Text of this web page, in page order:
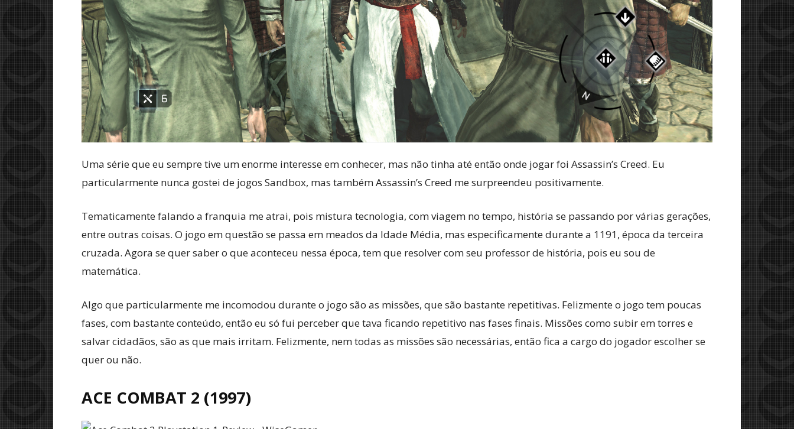
Uma série que eu sempre tive um enorme interesse em conhecer, mas não tinha até então onde jogar foi Assassin’s Creed. Eu
particularmente nunca gostei de jogos Sandbox, mas também Assassin’s Creed me surpreendeu positivamente.
Tematicamente falando a franquia me atrai, pois mistura tecnologia, com viagem no tempo, história se passando por várias gerações,
entre outras coisas. O jogo em questão se passa em meados da Idade Média, mas especificamente durante a 1191, época da terceira
cruzada. Agora se quer saber o que aconteceu nessa época, tem que resolver com seu professor de história, pois eu sou de
matemática.
Algo que particularmente me incomodou durante o jogo são as missões, que são bastante repetitivas. Felizmente o jogo tem poucas
fases, com bastante conteúdo, então eu só fui perceber que tava ficando repetitivo nas fases finais. Missões como subir em torres e
salvar cidadãos, são as que mais irritam. Felizmente, nem todas as missões são necessárias, então fica a cargo do jogador escolher se
quer ou não.
ACE COMBAT 2 (1997)